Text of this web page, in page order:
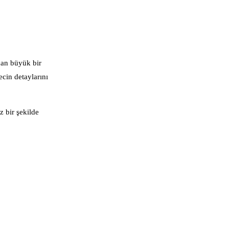
büyük bir
detaylarını
bir şekilde